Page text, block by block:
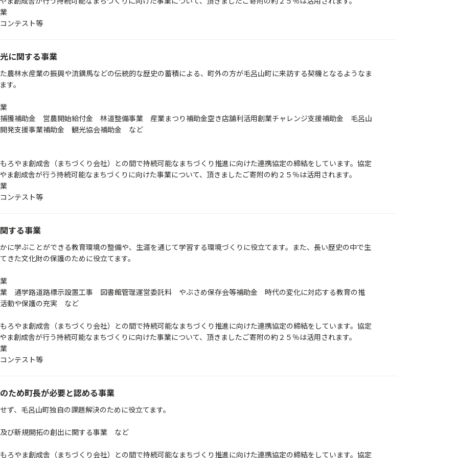
ンテスト等
に関する事業
農林水産業の振興や流鏑馬などの伝統的な歴史の蓄積による、町外の方が毛呂山町に来訪する契機となるようなま
す。
捕獲補助金 営農開始給付金 林道整備事業 産業まつり補助金空き店舗利活用創業チャレンジ支援補助金 毛呂山
開発支援事業補助金 観光協会補助金 など
ろやま創成舎（まちづくり会社）との間で持続可能なまちづくり推進に向けた連携協定の締結をしています。協定
ま創成舎が行う持続可能なまちづくりに向けた事業について、頂きましたご寄附の約２５％は活用されます。
ンテスト等
する事業
に学ぶことができる教育環境の整備や、生涯を通じて学習する環境づくりに役立てます。また、長い歴史の中で生
きた文化財の保護のために役立てます。
業 通学路道路標示設置工事 図書館管理運営委託料 やぶさめ保存会等補助金 時代の変化に対応する教育の推
活動や保護の充実 など
ろやま創成舎（まちづくり会社）との間で持続可能なまちづくり推進に向けた連携協定の締結をしています。協定
ま創成舎が行う持続可能なまちづくりに向けた事業について、頂きましたご寄附の約２５％は活用されます。
ンテスト等
ため町長が必要と認める事業
ず、毛呂山町独自の課題解決のために役立てます。
び新規開拓の創出に関する事業 など
ろやま創成舎（まちづくり会社）との間で持続可能なまちづくり推進に向けた連携協定の締結をしています。協定